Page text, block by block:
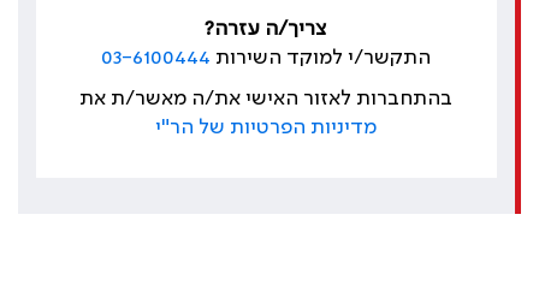
צריך/ה עזרה?
התקשר/י למוקד השירות 03-6100444
בהתחברות לאזור האישי את/ה מאשר/ת את
מדיניות הפרטיות של הר"י